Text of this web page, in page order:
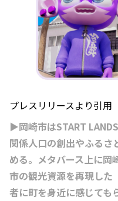
プレスリリースより引用
▶岡崎市はSTART
関係人口の創出やふるさ
める。メタバース上に岡
市の観光資源を再現した
者に町を身近に感じても